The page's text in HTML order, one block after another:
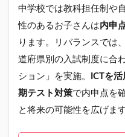
中学校では教科担任制や
性のあるお子さんは内申
ります。リバランスでは
道府県別の入試制度に合
ション」を実施。
ICTを
期テスト対策で内申点を
と将来の可能性を広げます